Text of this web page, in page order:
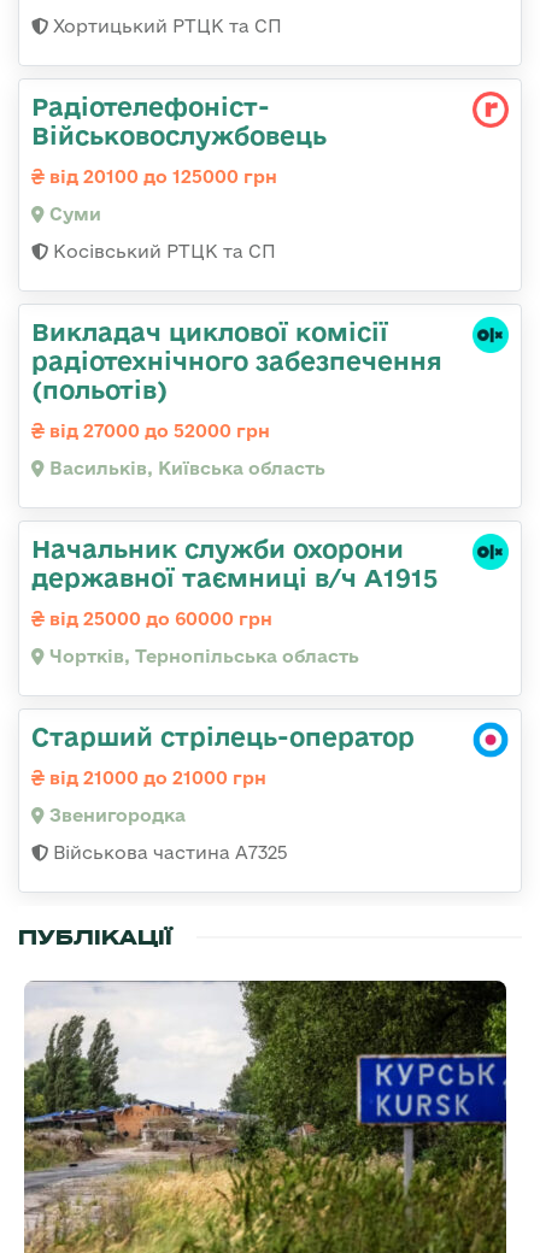
Хортицький РТЦК та СП
Радіотелефоніст-
Військовослужбовець
від 20100 до 125000 грн
Суми
Косівський РТЦК та СП
Викладач циклової комісії
радіотехнічного забезпечення
(польотів)
від 27000 до 52000 грн
Васильків, Київська область
Начальник служби охорони
державної таємниці в/ч А1915
від 25000 до 60000 грн
Чортків, Тернопільська область
Старший стрілець-оператор
від 21000 до 21000 грн
Звенигородка
Військова частина А7325
ПУБЛІКАЦІЇ